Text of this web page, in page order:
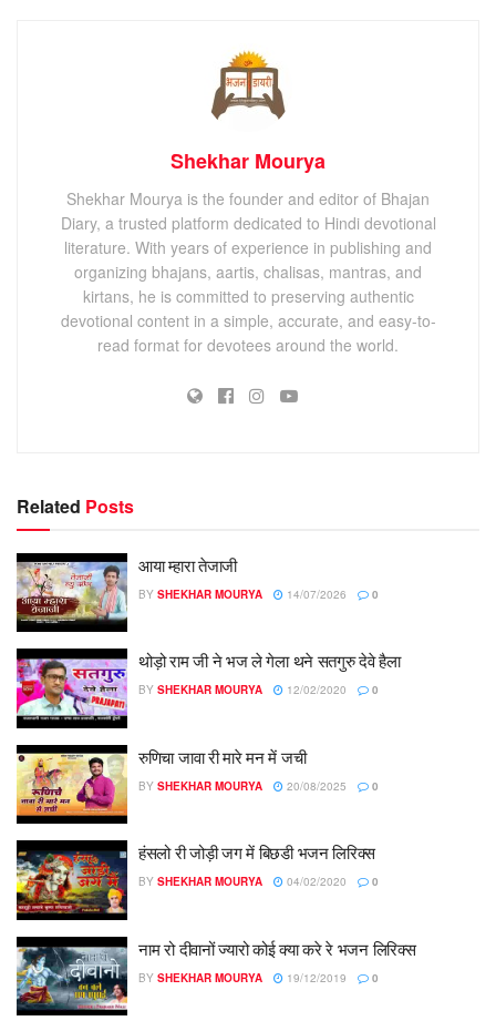
Shekhar Mourya
Shekhar Mourya is the founder and editor of Bhajan
Diary, a trusted platform dedicated to Hindi devotional
literature. With years of experience in publishing and
organizing bhajans, aartis, chalisas, mantras, and
kirtans, he is committed to preserving authentic
devotional content in a simple, accurate, and easy-to-
read format for devotees around the world.
Related Posts
आया म्हारा तेजाजी
BY SHEKHAR MOURYA 14/07/2026 0
थोड़ो राम जी ने भज ले गेला थने सतगुरु देवे हैला
BY SHEKHAR MOURYA 12/02/2020 0
रुणिचा जावा री मारे मन में जची
BY SHEKHAR MOURYA 20/08/2025 0
हंसलो री जोड़ी जग में बिछडी भजन लिरिक्स
BY SHEKHAR MOURYA 04/02/2020 0
नाम रो दीवानों ज्यारो कोई क्या करे रे भजन लिरिक्स
BY SHEKHAR MOURYA 19/12/2019 0